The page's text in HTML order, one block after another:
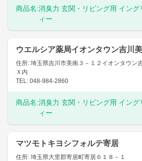
商品名:消臭力 玄関・リビング用 イング
ィー
ウエルシア薬局イオンタウン吉川
住所: 埼玉県吉川市美南３－１２イオンタウン
Ｘ内
TEL: 048-984-2860
商品名:消臭力 玄関・リビング用 イング
ィー
マツモトキヨシフォルテ寄居
住所: 埼玉県大里郡寄居町寄居６１８－１